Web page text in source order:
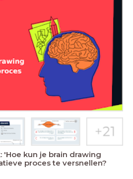
kun je brain drawing
proces te versnellen?